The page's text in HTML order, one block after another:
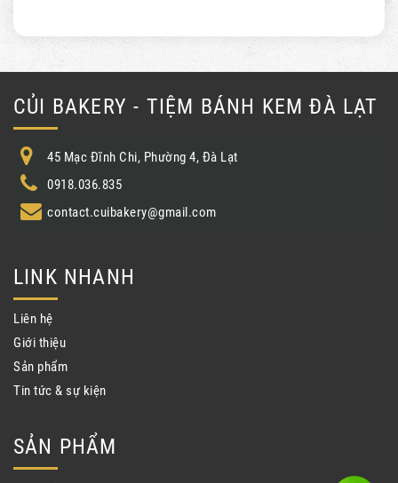
CỦI BAKERY - TIỆM BÁNH KEM ĐÀ LẠT
45 Mạc Đĩnh Chi, Phường 4, Đà Lạt
0918.036.835
contact.cuibakery@gmail.com
LINK NHANH
Liên hệ
Giới thiệu
Sản phẩm
Tin tức & sự kiện
SẢN PHẨM